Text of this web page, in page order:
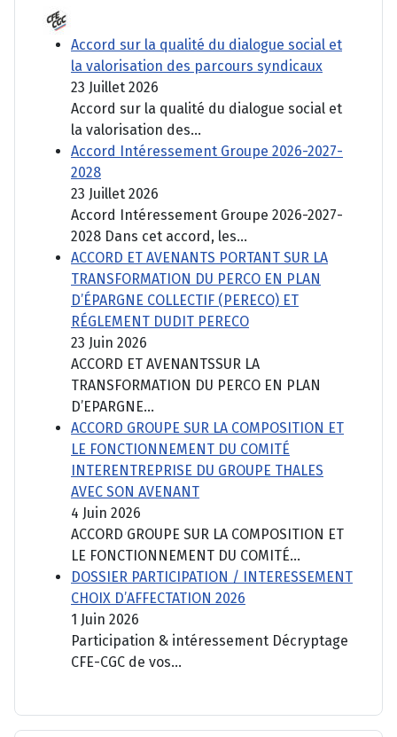
Accord sur la qualité du dialogue social et
la valorisation des parcours syndicaux
23 Juillet 2026
Accord sur la qualité du dialogue social et
la valorisation des...
Accord Intéressement Groupe 2026-2027-
2028
23 Juillet 2026
Accord Intéressement Groupe 2026-2027-
2028 Dans cet accord, les...
ACCORD ET AVENANTS PORTANT SUR LA
TRANSFORMATION DU PERCO EN PLAN
D’ÉPARGNE COLLECTIF (PERECO) ET
RÉGLEMENT DUDIT PERECO
23 Juin 2026
ACCORD ET AVENANTSSUR LA
TRANSFORMATION DU PERCO EN PLAN
D’EPARGNE...
ACCORD GROUPE SUR LA COMPOSITION ET
LE FONCTIONNEMENT DU COMITÉ
INTERENTREPRISE DU GROUPE THALES
AVEC SON AVENANT
4 Juin 2026
ACCORD GROUPE SUR LA COMPOSITION ET
LE FONCTIONNEMENT DU COMITÉ...
DOSSIER PARTICIPATION / INTERESSEMENT
CHOIX D’AFFECTATION 2026
1 Juin 2026
Participation & intéressement Décryptage
CFE-CGC de vos...